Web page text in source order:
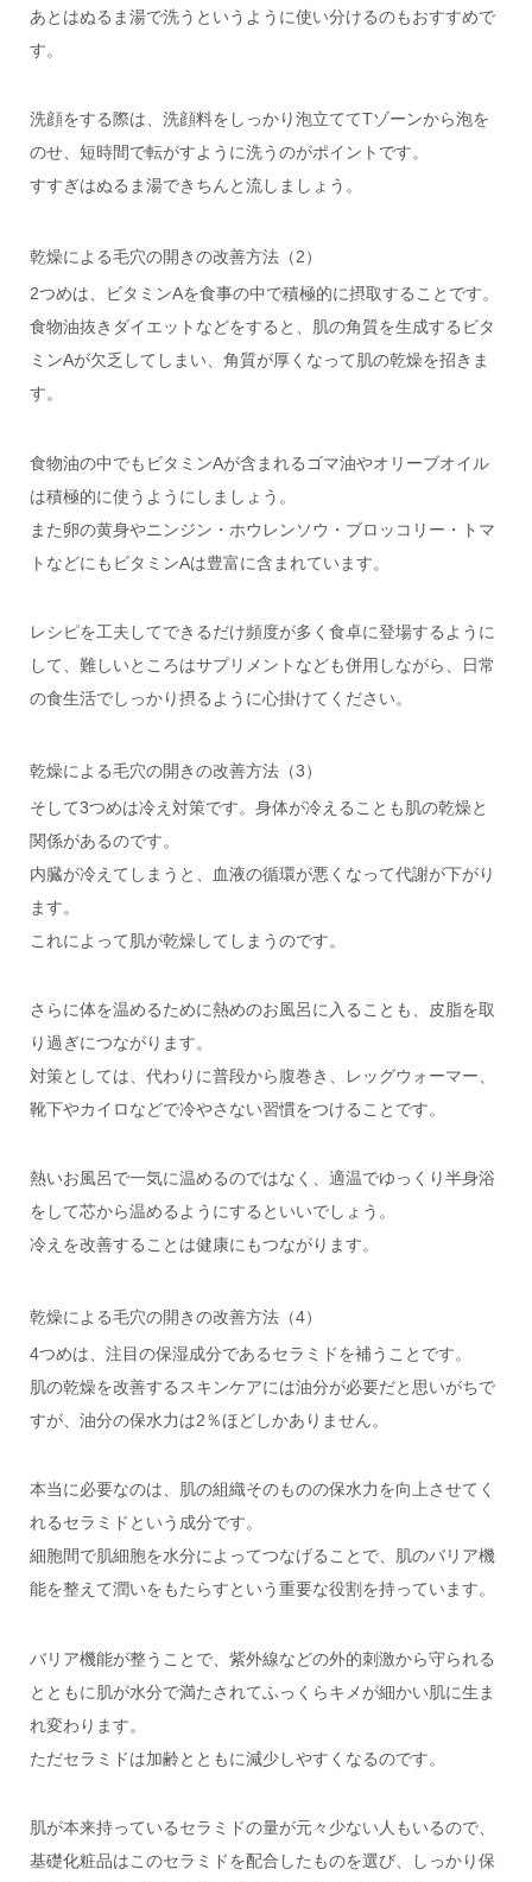
あとはぬるま湯で洗うというように使い分けるのもおすすめで
す。
洗顔をする際は、洗顔料をしっかり泡立ててTゾーンから泡を
のせ、短時間で転がすように洗うのがポイントです。
すすぎはぬるま湯できちんと流しましょう。
乾燥による毛穴の開きの改善方法（2）
2つめは、ビタミンAを食事の中で積極的に摂取することです。
食物油抜きダイエットなどをすると、肌の角質を生成するビタ
ミンAが欠乏してしまい、角質が厚くなって肌の乾燥を招きま
す。
食物油の中でもビタミンAが含まれるゴマ油やオリーブオイル
は積極的に使うようにしましょう。
また卵の黄身やニンジン・ホウレンソウ・ブロッコリー・トマ
トなどにもビタミンAは豊富に含まれています。
レシピを工夫してできるだけ頻度が多く食卓に登場するように
して、難しいところはサプリメントなども併用しながら、日常
の食生活でしっかり摂るように心掛けてください。
乾燥による毛穴の開きの改善方法（3）
そして3つめは冷え対策です。身体が冷えることも肌の乾燥と
関係があるのです。
内臓が冷えてしまうと、血液の循環が悪くなって代謝が下がり
ます。
これによって肌が乾燥してしまうのです。
さらに体を温めるために熱めのお風呂に入ることも、皮脂を取
り過ぎにつながります。
対策としては、代わりに普段から腹巻き、レッグウォーマー、
靴下やカイロなどで冷やさない習慣をつけることです。
熱いお風呂で一気に温めるのではなく、適温でゆっくり半身浴
をして芯から温めるようにするといいでしょう。
冷えを改善することは健康にもつながります。
乾燥による毛穴の開きの改善方法（4）
4つめは、注目の保湿成分であるセラミドを補うことです。
肌の乾燥を改善するスキンケアには油分が必要だと思いがちで
すが、油分の保水力は2％ほどしかありません。
本当に必要なのは、肌の組織そのものの保水力を向上させてく
れるセラミドという成分です。
細胞間で肌細胞を水分によってつなげることで、肌のバリア機
能を整えて潤いをもたらすという重要な役割を持っています。
バリア機能が整うことで、紫外線などの外的刺激から守られる
とともに肌が水分で満たされてふっくらキメが細かい肌に生ま
れ変わります。
ただセラミドは加齢とともに減少しやすくなるのです。
肌が本来持っているセラミドの量が元々少ない人もいるので、
基礎化粧品はこのセラミドを配合したものを選び、しっかり保